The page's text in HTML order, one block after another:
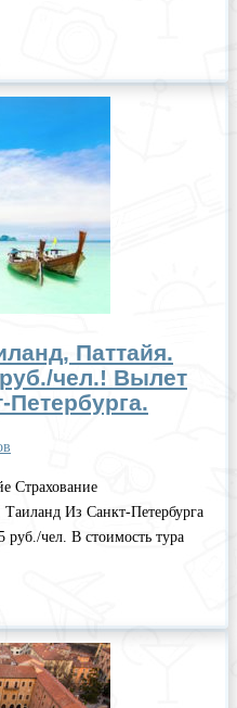
Паттайя.
чел.! Вылет
Петербурга.
Страхование
Из Санкт-Петербурга
чел. В стоимость тура